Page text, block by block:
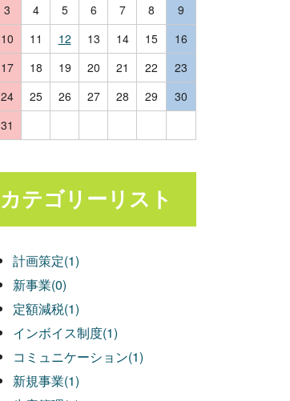
3
4 5 6 7 8
9
10
11 12 13 14 15
16
17
18 19 20 21 22
23
24
25 26 27 28 29
30
31
カテゴリーリスト
計画策定(1)
新事業(0)
定額減税(1)
インボイス制度(1)
コミュニケーション(1)
新規事業(1)